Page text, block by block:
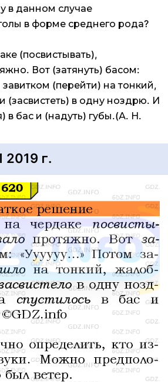
в данном случае
в форме среднего рода?
(посвистывать),
Вот (затянуть) басом:
(перейти) на тонкий,
(засвистеть) в одну ноздрю. И
в бас и (надуть) губы.(А. Н.
г.